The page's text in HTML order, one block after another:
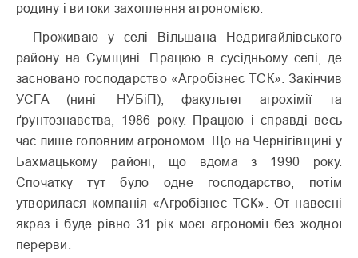
родину і витоки захоплення агрономією.
– Проживаю у селі Вільшана Недригайлівського
району на Сумщині. Працюю в сусідньому селі, де
засновано господарство «Агробізнес ТСК». Закінчив
УСГА (нині -НУБіП), факультет агрохімії та
ґрунтознавства, 1986 року. Працюю і справді весь
час лише головним агрономом. Що на Чернігівщині у
Бахмацькому районі, що вдома з 1990 року.
Спочатку тут було одне господарство, потім
утворилася компанія «Агробізнес ТСК». От навесні
якраз і буде рівно 31 рік моєї агрономії без жодної
перерви.